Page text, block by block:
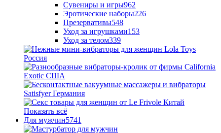
Сувениры и игры962
Эротические наборы226
Презервативы548
Уход за игрушками153
Уход за телом339
Показать всё
Для мужчин5741